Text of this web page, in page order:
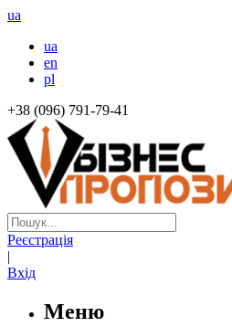
ua
ua
en
pl
+38 (096) 791-79-41
Реєстрація
|
Вхід
Меню